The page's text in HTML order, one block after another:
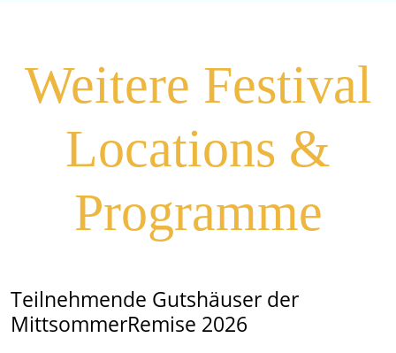
Weitere Festival
Locations &
Programme
Teilnehmende Gutshäuser der
MittsommerRemise 2026